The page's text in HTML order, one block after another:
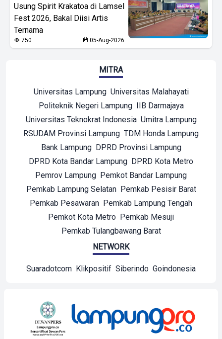
Usung Spirit Krakatoa di Lamsel
Fest 2026, Bakal Diisi Artis
Ternama
750 05-Aug-2026
MITRA
Universitas Lampung Universitas Malahayati
Politeknik Negeri Lampung IIB Darmajaya
Universitas Teknokrat Indonesia Umitra Lampung
RSUDAM Provinsi Lampung TDM Honda Lampung
Bank Lampung DPRD Provinsi Lampung
DPRD Kota Bandar Lampung DPRD Kota Metro
Pemrov Lampung Pemkot Bandar Lampung
Pemkab Lampung Selatan Pemkab Pesisir Barat
Pemkab Pesawaran Pemkab Lampung Tengah
Pemkot Kota Metro Pemkab Mesuji
Pemkab Tulangbawang Barat
NETWORK
Suaradotcom Klikpositif Siberindo Goindonesia